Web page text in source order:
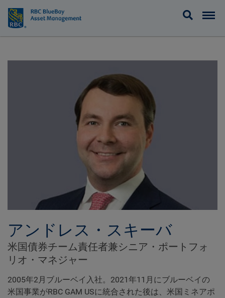
BlueBay
アンドレス・スキーバ
米国債券チーム責任者兼シニア・ポートフォ
リオ・マネジャー
2005年2月ブルーベイ入社。2021年11月にブルーベイの
米国事業がRBC GAM USに統合された後は、米国ミネアポ